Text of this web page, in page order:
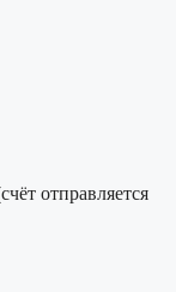
отправляется